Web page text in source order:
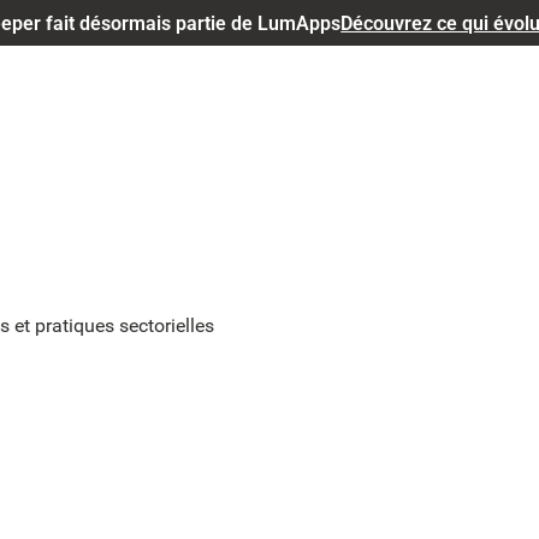
fait désormais partie de LumAppsDécouvrez ce qui
et pratiques sectorielles